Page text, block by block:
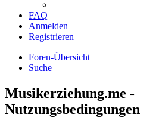
FAQ
Anmelden
Registrieren
Foren-Übersicht
Suche
Musikerziehung.me -
Nutzungsbedingungen